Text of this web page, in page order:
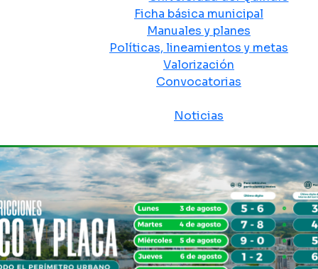
Ficha básica municipal
Manuales y planes
Políticas, lineamientos y metas
Valorización
Convocatorias
Noticias